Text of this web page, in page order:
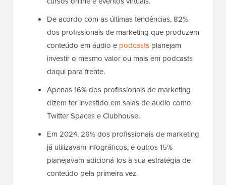
De acordo com as últimas tendências, 82%
dos profissionais de marketing que produzem
conteúdo em áudio e podcasts planejam
investir o mesmo valor ou mais em podcasts
daqui para frente.
Apenas 16% dos profissionais de marketing
dizem ter investido em salas de áudio como
Twitter Spaces e Clubhouse.
Em 2024, 26% dos profissionais de marketing
já utilizavam infográficos, e outros 15%
planejavam adicioná-los à sua estratégia de
conteúdo pela primeira vez.